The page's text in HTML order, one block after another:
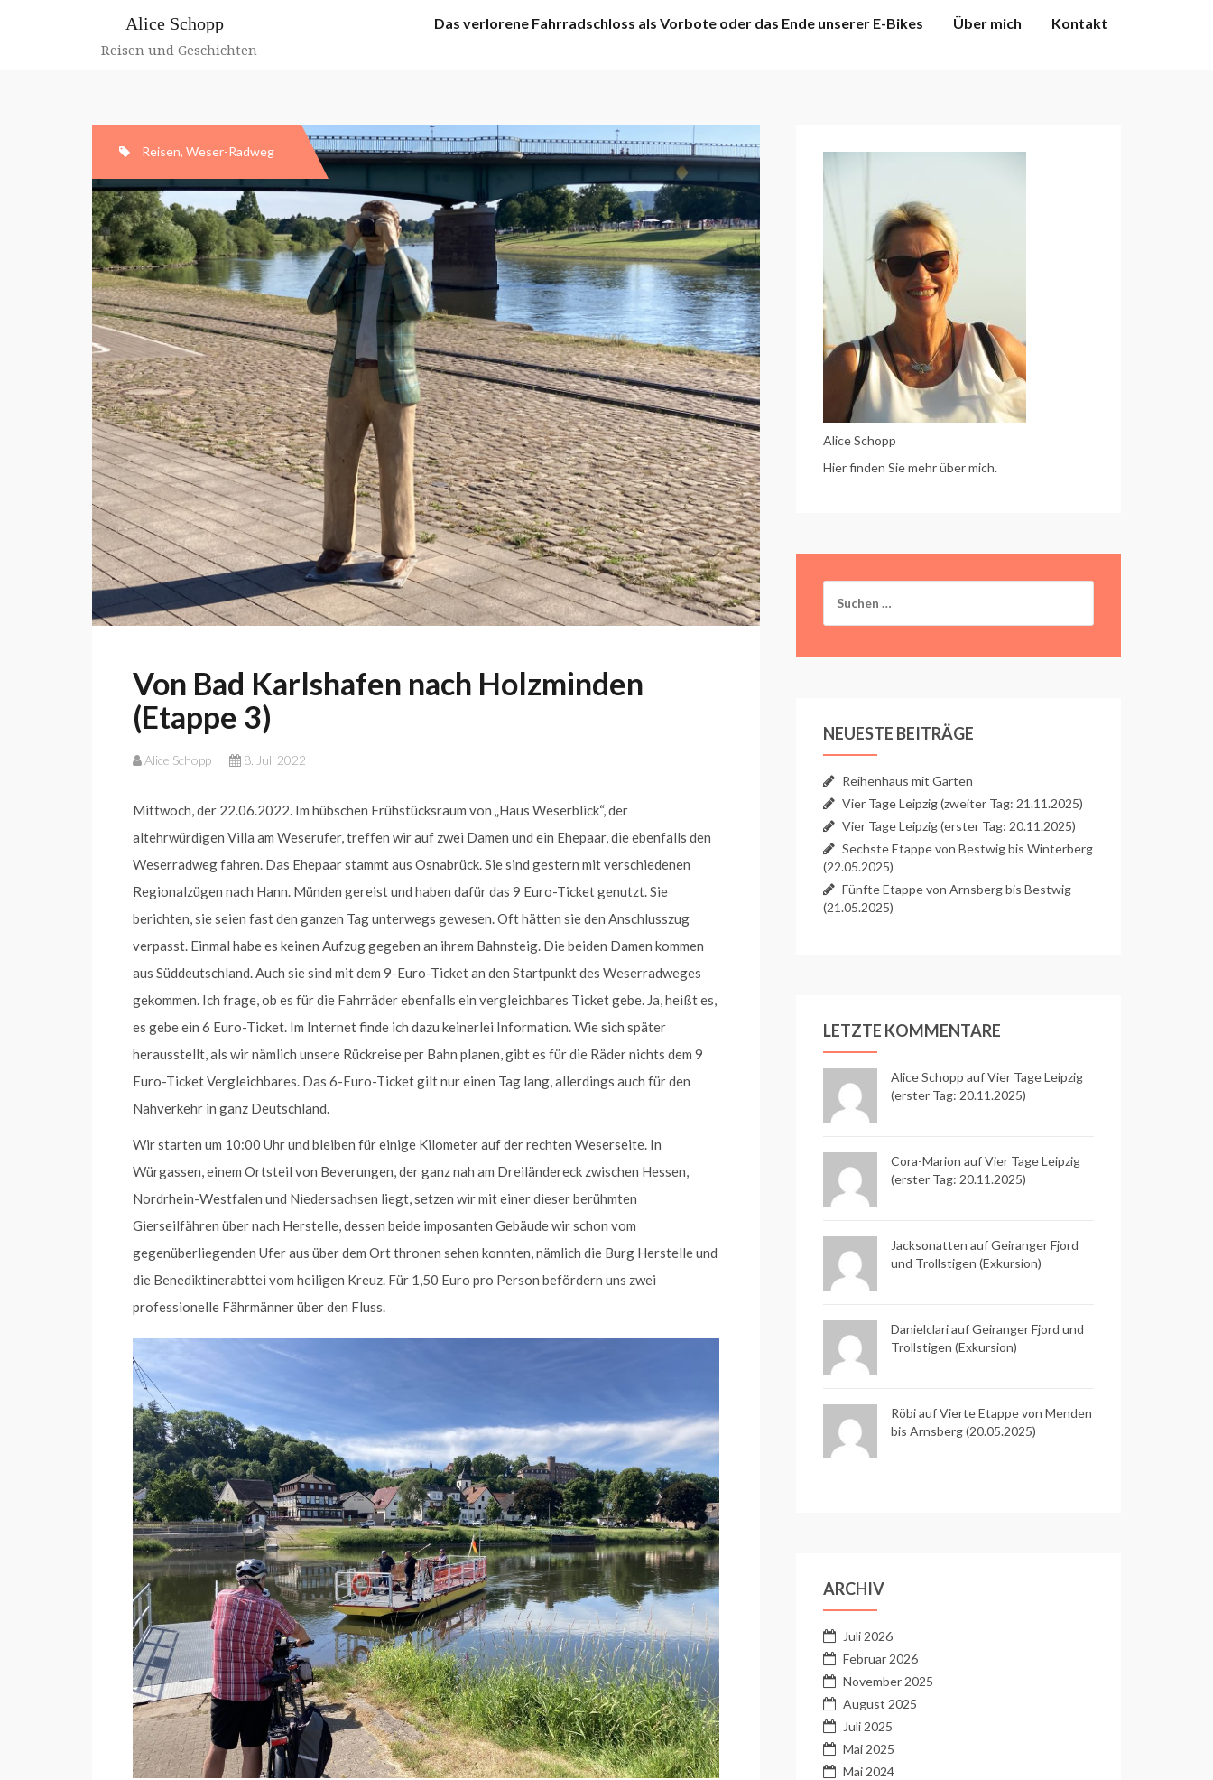
Alice Schopp
Reisen und Geschichten
Das verlorene Fahrradschloss als Vorbote oder das Ende unserer E-Bikes Über mich Kontakt
Reisen, Weser-Radweg
Von Bad Karlshafen nach Holzminden
(Etappe 3)
Alice Schopp 8. Juli 2022
Mittwoch, der 22.06.2022. Im hübschen Frühstücksraum von „Haus Weserblick“, der
altehrwürdigen Villa am Weserufer, treffen wir auf zwei Damen und ein Ehepaar, die ebenfalls den
Weserradweg fahren. Das Ehepaar stammt aus Osnabrück. Sie sind gestern mit verschiedenen
Regionalzügen nach Hann. Münden gereist und haben dafür das 9 Euro-Ticket genutzt. Sie
berichten, sie seien fast den ganzen Tag unterwegs gewesen. Oft hätten sie den Anschlusszug
verpasst. Einmal habe es keinen Aufzug gegeben an ihrem Bahnsteig. Die beiden Damen kommen
aus Süddeutschland. Auch sie sind mit dem 9-Euro-Ticket an den Startpunkt des Weserradweges
gekommen. Ich frage, ob es für die Fahrräder ebenfalls ein vergleichbares Ticket gebe. Ja, heißt es,
es gebe ein 6 Euro-Ticket. Im Internet finde ich dazu keinerlei Information. Wie sich später
herausstellt, als wir nämlich unsere Rückreise per Bahn planen, gibt es für die Räder nichts dem 9
Euro-Ticket Vergleichbares. Das 6-Euro-Ticket gilt nur einen Tag lang, allerdings auch für den
Nahverkehr in ganz Deutschland.
Wir starten um 10:00 Uhr und bleiben für einige Kilometer auf der rechten Weserseite. In
Würgassen, einem Ortsteil von Beverungen, der ganz nah am Dreiländereck zwischen Hessen,
Nordrhein-Westfalen und Niedersachsen liegt, setzen wir mit einer dieser berühmten
Gierseilfähren über nach Herstelle, dessen beide imposanten Gebäude wir schon vom
gegenüberliegenden Ufer aus über dem Ort thronen sehen konnten, nämlich die Burg Herstelle und
die Benediktinerabttei vom heiligen Kreuz. Für 1,50 Euro pro Person befördern uns zwei
professionelle Fährmänner über den Fluss.
Alice Schopp
Hier finden Sie mehr über mich.
nach:
NEUESTE BEITRÄGE
Reihenhaus mit Garten
Vier Tage Leipzig (zweiter Tag: 21.11.2025)
Vier Tage Leipzig (erster Tag: 20.11.2025)
Sechste Etappe von Bestwig bis Winterberg
(22.05.2025)
Fünfte Etappe von Arnsberg bis Bestwig
(21.05.2025)
LETZTE KOMMENTARE
Alice Schopp aufVier Tage Leipzig
(erster Tag: 20.11.2025)
Cora-Marion aufVier Tage Leipzig
(erster Tag: 20.11.2025)
Jacksonatten aufGeiranger Fjord
und Trollstigen (Exkursion)
Danielclari aufGeiranger Fjord und
Trollstigen (Exkursion)
Röbi aufVierte Etappe von Menden
bis Arnsberg (20.05.2025)
ARCHIV
Juli 2026
Februar 2026
November 2025
August 2025
Juli 2025
Mai 2025
Mai 2024